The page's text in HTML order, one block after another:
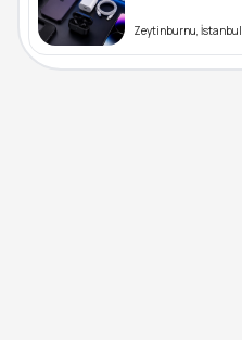
Zeytinburnu, İstanbul